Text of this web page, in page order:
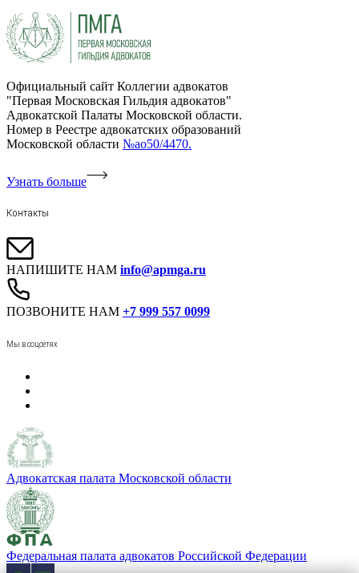
Официальный сайт Коллегии адвокатов
"Первая Московская Гильдия адвокатов"
Адвокатской Палаты Московской области.
Номер в Реестре адвокатских образований
Московской области №ао50/4470.
Узнать больше
Контакты
НАПИШИТЕ НАМ info@apmga.ru
ПОЗВОНИТЕ НАМ +7 999 557 0099
Мы в соцсетях
Адвокатская палата Московской области
Федеральная палата адвокатов Российской Федерации